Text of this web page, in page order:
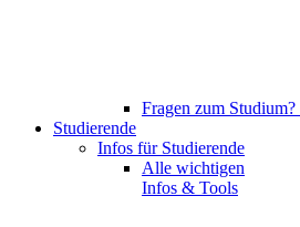
Fragen zum Studium?
Studierende
Infos für Studierende
Alle wichtigen
Infos & Tools